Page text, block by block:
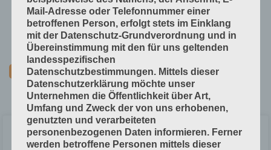
Technische Grundlagen
Verfahrenstechniken
Vorprodukte und Produktdaten
Druck-Weiterverarbeitung
Mail-Adresse oder Telefonnummer einer
betroffenen Person, erfolgt stets im Einklang
mit der Datenschutz-Grundverordnung und in
Übereinstimmung mit den für uns geltenden
landesspezifischen
Datenschutzbestimmungen. Mittels dieser
Datenschutzerklärung möchte unser
Unternehmen die Öffentlichkeit über Art,
Umfang und Zweck der von uns erhobenen,
genutzten und verarbeiteten
personenbezogenen Daten informieren. Ferner
werden betroffene Personen mittels dieser